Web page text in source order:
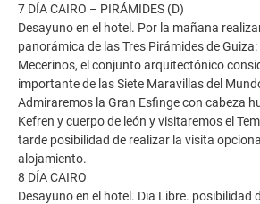
7 DÍA CAIRO – PIRÁMIDES (D)
Desayuno en el hotel. Por la mañana
panorámica de las Tres Pirámides de
Mecerinos, el conjunto arquitectónico
importante de las Siete Maravillas del
Admiraremos la Gran Esfinge con cabeza
Kefren y cuerpo de león y visitaremos el
tarde posibilidad de realizar la visita
alojamiento.
8 DÍA CAIRO
Desayuno en el hotel. Dia Libre. posibilidad